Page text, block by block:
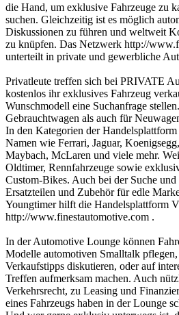
die Hand, um exklusive Fahrzeuge zu
suchen. Gleichzeitig ist es möglich
Diskussionen zu führen und weltweit
zu knüpfen. Das Netzwerk http://
unterteilt in private und gewerbliche
Privatleute treffen sich bei PRIVATE
kostenlos ihr exklusives Fahrzeug
Wunschmodell eine Suchanfrage
Gebrauchtwagen als auch für
In den Kategorien der
Namen wie Ferrari, Jaguar,
Maybach, McLaren und viele mehr.
Oldtimer, Rennfahrzeuge sowie
Custom-Bikes. Auch bei der Suche
Ersatzteilen und Zubehör für edle
Youngtimer hilft die Handelsplattform
http://www.finestautomotive.com .
In der Automotive Lounge können
Modelle automotiven Smalltalk
Verkaufstipps diskutieren, oder auf
Treffen aufmerksam machen. Auch
Verkehrsrecht, zu Leasing und
eines Fahrzeugs haben in der Lounge